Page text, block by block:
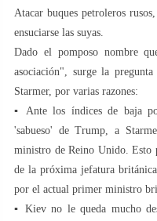
Atacar buques petroleros
ensuciarse las suyas.
Dado el pomposo nombre
asociación", surge la
Starmer, por varias razones:
▪️ Ante los índices de baja
'sabueso' de Trump, a
ministro de Reino Unido. Esto
de la próxima jefatura
por el actual primer ministro
▪️ Kiev no le queda mucho